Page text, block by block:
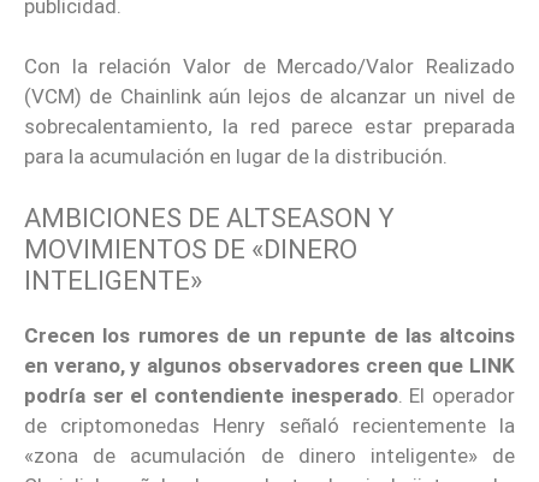
publicidad.
Con la relación Valor de Mercado/Valor Realizado
(VCM) de Chainlink aún lejos de alcanzar un nivel de
sobrecalentamiento, la red parece estar preparada
para la acumulación en lugar de la distribución.
AMBICIONES DE ALTSEASON Y
MOVIMIENTOS DE «DINERO
INTELIGENTE»
Crecen los rumores de un repunte de las altcoins
en verano, y algunos observadores creen que LINK
podría ser el contendiente inesperado. El operador
de criptomonedas Henry señaló recientemente la
«zona de acumulación de dinero inteligente» de